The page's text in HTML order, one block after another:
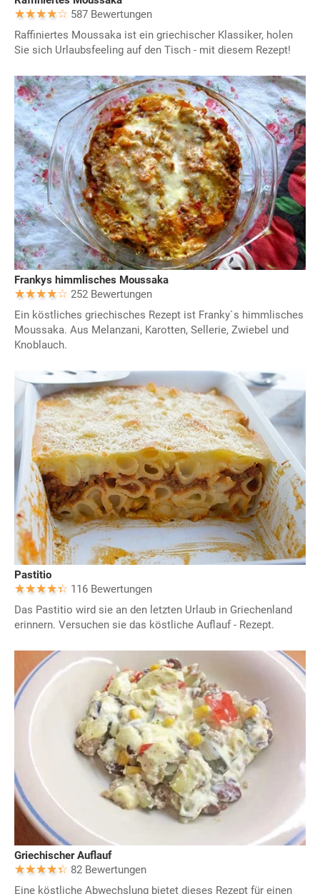
587 Bewertungen
Raffiniertes Moussaka ist ein griechischer Klassiker, holen
Sie sich Urlaubsfeeling auf den Tisch - mit diesem Rezept!
Frankys himmlisches Moussaka
252 Bewertungen
Ein köstliches griechisches Rezept ist Franky`s himmlisches
Moussaka. Aus Melanzani, Karotten, Sellerie, Zwiebel und
Knoblauch.
Pastitio
116 Bewertungen
Das Pastitio wird sie an den letzten Urlaub in Griechenland
erinnern. Versuchen sie das köstliche Auflauf - Rezept.
Griechischer Auflauf
82 Bewertungen
Eine köstliche Abwechslung bietet dieses Rezept für einen